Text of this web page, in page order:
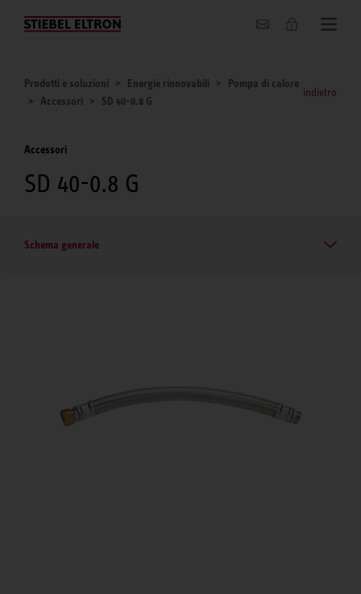
Chi siamo
Prodotti e soluzioni Energie rinnovabili
Pompa di calore
Accessori
SD 40-0.8 G
indietro
Accessori
SD 40-0.8 G
Schema generale